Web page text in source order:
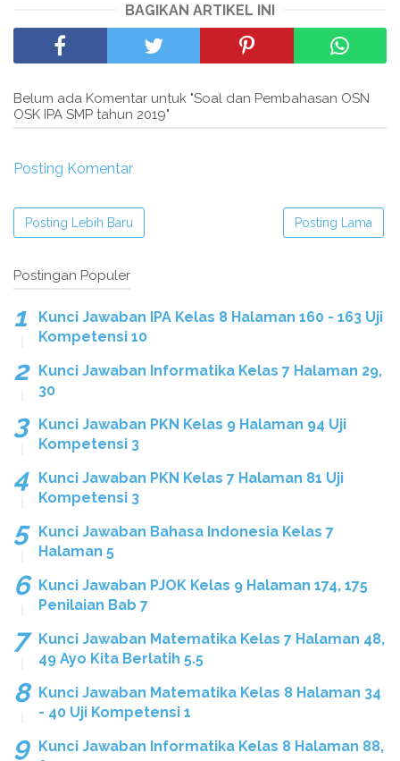
BAGIKAN ARTIKEL INI
Belum ada Komentar untuk "Soal dan Pembahasan OSN
OSK IPA SMP tahun 2019"
Posting Komentar
Posting Lebih Baru Posting Lama
Postingan Populer
Kunci Jawaban IPA Kelas 8 Halaman 160 - 163 Uji
Kompetensi 10
Kunci Jawaban Informatika Kelas 7 Halaman 29,
30
Kunci Jawaban PKN Kelas 9 Halaman 94 Uji
Kompetensi 3
Kunci Jawaban PKN Kelas 7 Halaman 81 Uji
Kompetensi 3
Kunci Jawaban Bahasa Indonesia Kelas 7
Halaman 5
Kunci Jawaban PJOK Kelas 9 Halaman 174, 175
Penilaian Bab 7
Kunci Jawaban Matematika Kelas 7 Halaman 48,
49 Ayo Kita Berlatih 5.5
Kunci Jawaban Matematika Kelas 8 Halaman 34
- 40 Uji Kompetensi 1
Kunci Jawaban Informatika Kelas 8 Halaman 88,